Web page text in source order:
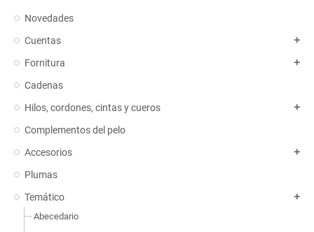
Novedades
Cuentas
add
Fornitura add
Cadenas
Hilos, cordones, cintas y cueros
add
Complementos del pelo
Accesorios
add
Plumas
Temático
add
Abecedario